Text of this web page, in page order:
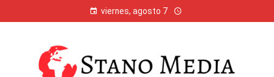
viernes, agosto 7